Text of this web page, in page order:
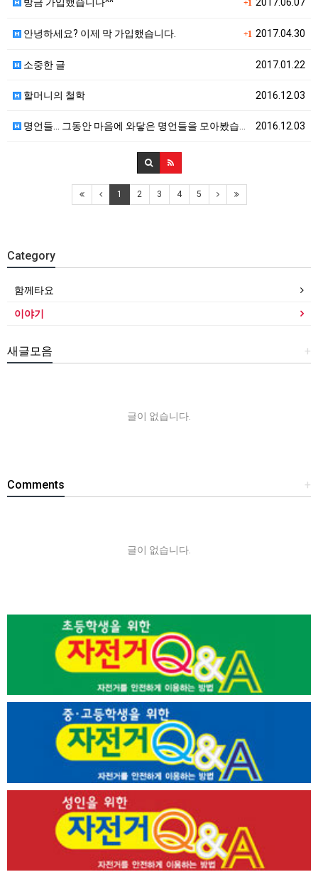
+1
+1 2017.04.30
안녕하세요? 이제 막 가입했습니다.
2017.01.22
소중한 글
2016.12.03
할머니의 철학
2016.12.03
명언들... 그동안 마음에 와닿은 명언들을 모아봤습니다…
1 2 3 4 5
Category
함께타요
이야기
+
새글모음
글이 없습니다.
+
Comments
글이 없습니다.